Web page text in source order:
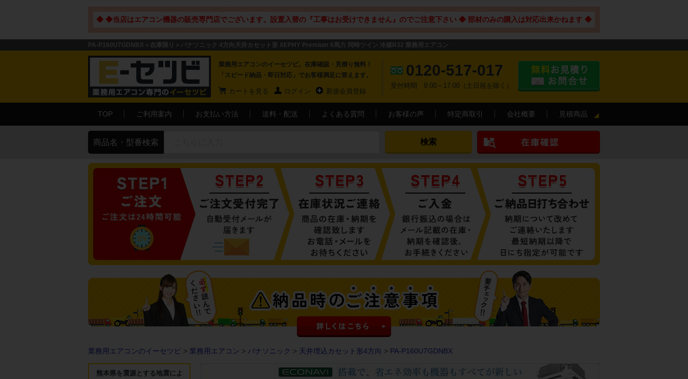
◆ ◆当店はエアコン機器の販売専門店でございます。設置入替の『工事はお受けできません』のでご注意下さい ◆ 部材のみの購入は対応出来かねます ◆
PA-P160U7GDNBX＜在庫限り＞パナソニック 4方向天井カセット形 XEPHY Premium 6馬力 同時ツイン 冷媒R32 業務用エアコン
業務用エアコンのイーセツビ。在庫確認・見積り無料！
「スピード納品・即日対応」でお客様満足に答えます。
カートを見る ログイン 新規会員登録
0120-517-017
受付時間 9:00～17:00（土日祝を除く）
TOP ご利用案内 お支払い方法 送料・配送 よくある質問 お客様の声 特定商取引 会社概要 見積商品
商品名・型番検索
業務用エアコンのイーセツビ > 業務用エアコン > パナソニック > 天井埋込カセット形4方向 > PA-P160U7GDNBX
熊本県を震源とする地震によ